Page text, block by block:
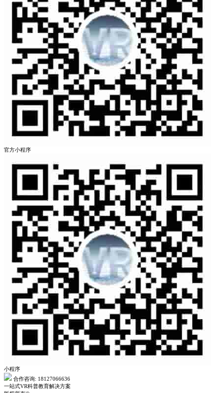
官方小程序
小程序
合作咨询: 18127066636
一站式VR科普教育解决方案